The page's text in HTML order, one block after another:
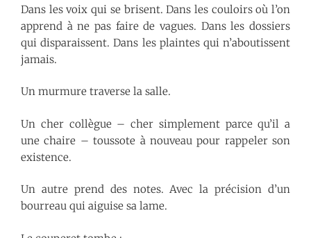
Dans les voix qui se brisent. Dans les couloirs où l’on
apprend à ne pas faire de vagues. Dans les dossiers
qui disparaissent. Dans les plaintes qui n’aboutissent
jamais.
Un murmure traverse la salle.
Un cher collègue – cher simplement parce qu’il a
une chaire – toussote à nouveau pour rappeler son
existence.
Un autre prend des notes. Avec la précision d’un
bourreau qui aiguise sa lame.